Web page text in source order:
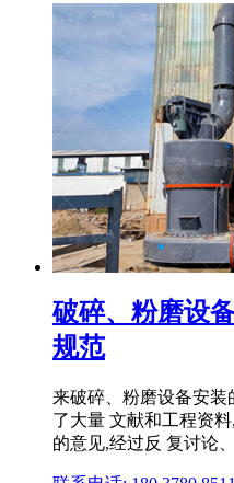
破碎、粉磨设
规范
来破碎、粉磨设备安
了大量 文献和工程资
的意见,经过反 复讨论